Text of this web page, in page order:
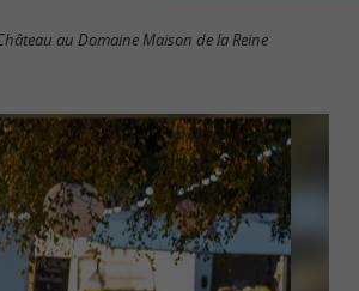
au Domaine Maison de la Reine